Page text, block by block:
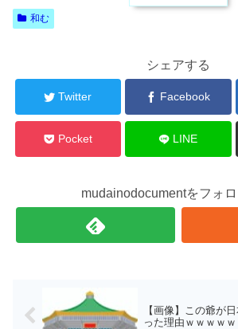
和む
シェアする
Twitter Facebook
Pocket LINE
mudainodocumentをフォ
【画像】この爺が
った理由ｗｗｗｗｗ